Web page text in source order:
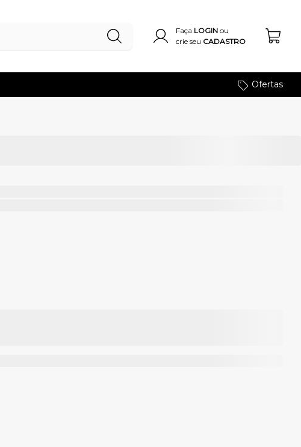
Faça LOGIN ou
crie seu CADASTRO
Ofertas